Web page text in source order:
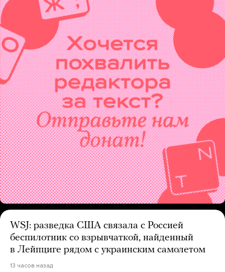
WSJ: разведка США связала с Россией
беспилотник со взрывчаткой, найденный
в Лейпциге рядом с украинским самолетом
13 часов назад